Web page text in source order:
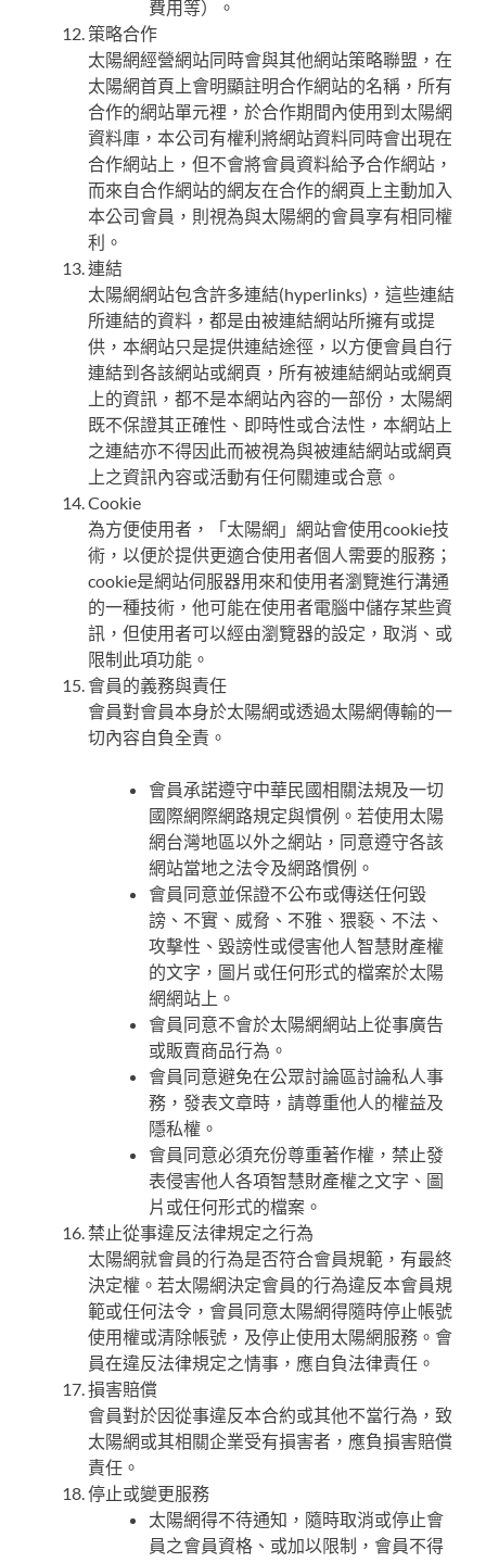
費用等）。
策略合作
太陽網經營網站同時會與其他網站策略聯盟，在
太陽網首頁上會明顯註明合作網站的名稱，所有
合作的網站單元裡，於合作期間內使用到太陽網
資料庫，本公司有權利將網站資料同時會出現在
合作網站上，但不會將會員資料給予合作網站，
而來自合作網站的網友在合作的網頁上主動加入
本公司會員，則視為與太陽網的會員享有相同權
利。
連結
太陽網網站包含許多連結(hyperlinks)，這些連結
所連結的資料，都是由被連結網站所擁有或提
供，本網站只是提供連結途徑，以方便會員自行
連結到各該網站或網頁，所有被連結網站或網頁
上的資訊，都不是本網站內容的一部份，太陽網
既不保證其正確性、即時性或合法性，本網站上
之連結亦不得因此而被視為與被連結網站或網頁
上之資訊內容或活動有任何關連或合意。
Cookie
為方便使用者，「太陽網」網站會使用cookie技
術，以便於提供更適合使用者個人需要的服務；
cookie是網站伺服器用來和使用者瀏覽進行溝通
的一種技術，他可能在使用者電腦中儲存某些資
訊，但使用者可以經由瀏覽器的設定，取消、或
限制此項功能。
會員的義務與責任
會員對會員本身於太陽網或透過太陽網傳輸的一
切內容自負全責。
會員承諾遵守中華民國相關法規及一切
國際網際網路規定與慣例。若使用太陽
網台灣地區以外之網站，同意遵守各該
網站當地之法令及網路慣例。
會員同意並保證不公布或傳送任何毀
謗、不實、威脅、不雅、猥褻、不法、
攻擊性、毀謗性或侵害他人智慧財產權
的文字，圖片或任何形式的檔案於太陽
網網站上。
會員同意不會於太陽網網站上從事廣告
或販賣商品行為。
會員同意避免在公眾討論區討論私人事
務，發表文章時，請尊重他人的權益及
隱私權。
會員同意必須充份尊重著作權，禁止發
表侵害他人各項智慧財產權之文字、圖
片或任何形式的檔案。
禁止從事違反法律規定之行為
太陽網就會員的行為是否符合會員規範，有最終
決定權。若太陽網決定會員的行為違反本會員規
範或任何法令，會員同意太陽網得隨時停止帳號
使用權或清除帳號，及停止使用太陽網服務。會
員在違反法律規定之情事，應自負法律責任。
損害賠償
會員對於因從事違反本合約或其他不當行為，致
太陽網或其相關企業受有損害者，應負損害賠償
責任。
停止或變更服務
太陽網得不待通知，隨時取消或停止會
員之會員資格、或加以限制，會員不得